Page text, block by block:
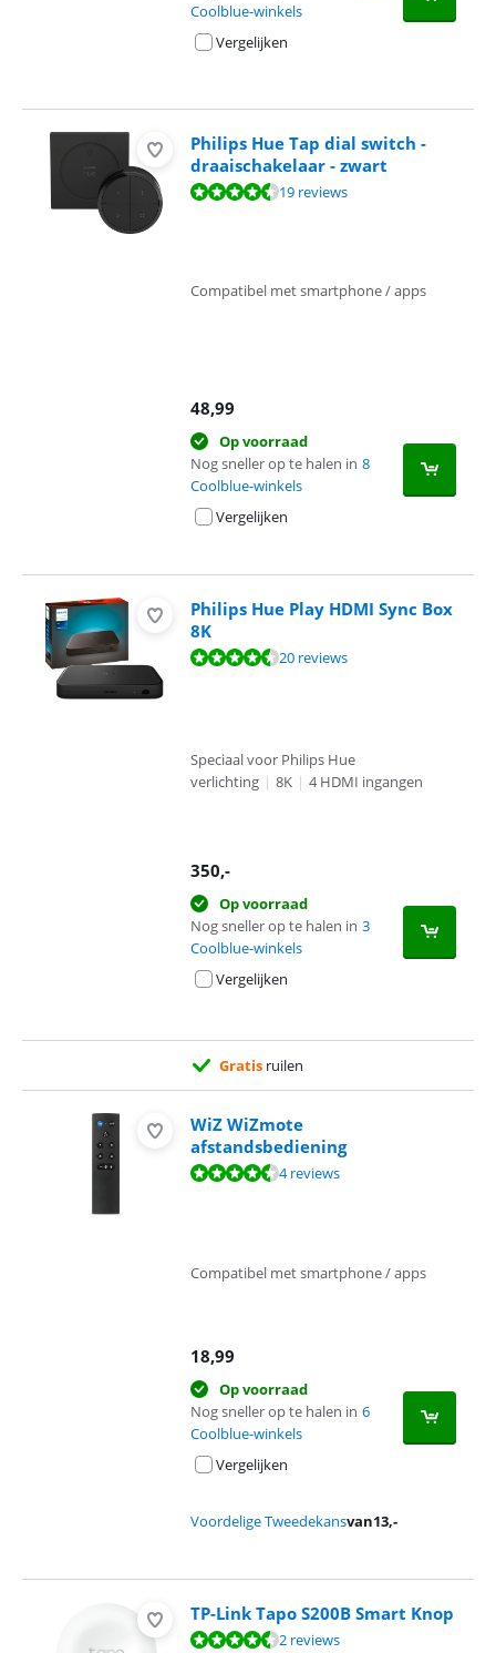
Coolblue-winkels
Vergelijken
Philips Hue Tap dial switch -
draaischakelaar - zwart
Beoordeling is 9,3 van de 10, gebaseerd op 19 reviews.
19 reviews
Compatibel met smartphone / apps
48,99
Op voorraad
Nog sneller op te halen in 8
Coolblue-winkels
Vergelijken
Philips Hue Play HDMI Sync Box
8K
Beoordeling is 9,2 van de 10, gebaseerd op 20 reviews.
20 reviews
Speciaal voor Philips Hue
verlichting | 8K | 4 HDMI ingangen
350,-
Op voorraad
Nog sneller op te halen in 3
Coolblue-winkels
Vergelijken
Gratis ruilen
WiZ WiZmote
afstandsbediening
Beoordeling is 9,3 van de 10, gebaseerd op 4 reviews.
4 reviews
Compatibel met smartphone / apps
18,99
Op voorraad
Nog sneller op te halen in 6
Coolblue-winkels
Vergelijken
Voordelige Tweedekansvan13,-
TP-Link Tapo S200B Smart Knop
Beoordeling is 9,3 van de 10, gebaseerd op 2 reviews.
2 reviews